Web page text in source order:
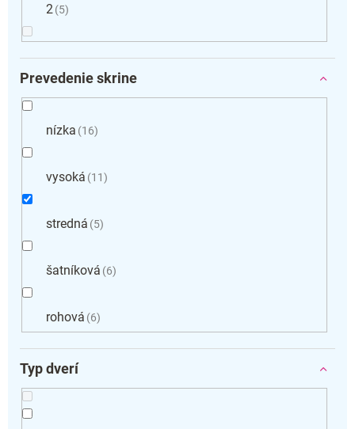
2 5
Prevedenie skrine
nízka 16
vysoká 11
stredná 5
šatníková 6
rohová 6
Typ dverí